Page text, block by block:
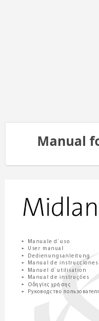
Manual
Manuale d`uso
” User manual
” Dedienungsanleitung
” Manual de instrucciones
” Manuel d`utilisation
” Manual de instruções
” Οδηγίες χρήσης
” Руководство пользователя